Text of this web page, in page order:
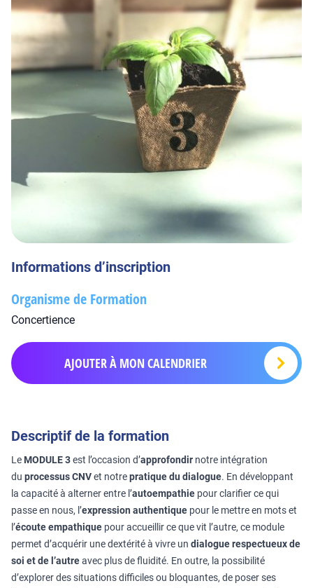
Informations d’inscription
Organisme de Formation
Concertience
AJOUTER À MON CALENDRIER
Descriptif de la formation
Le MODULE 3est l’occasion d’approfondir notre intégration
du processus CNVet notrepratique du dialogue. En développant
la capacité à alterner entre l’autoempathie pour clarifier ce qui
passe en nous, l’expression authentique pour le mettre en mots et
l’écoute empathique pour accueillir ce que vit l’autre, ce module
permet d’acquérir une dextérité à vivre un dialogue respectueux de
soi et de l’autreavec plus de fluidité. En outre, la possibilité
d’explorer des situations difficiles ou bloquantes, de poser ses